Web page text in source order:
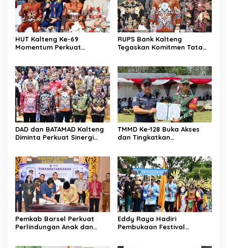
HUT Kalteng Ke-69
Momentum Perkuat
RUPS Bank Kalteng
Tegaskan Komitmen Tata
DAD dan BATAMAD Kalteng
Diminta Perkuat Sinergi
TMMD Ke-128 Buka Akses
dan Tingkatkan
Pemkab Barsel Perkuat
Perlindungan Anak dan
Eddy Raya Hadiri
Pembukaan Festival